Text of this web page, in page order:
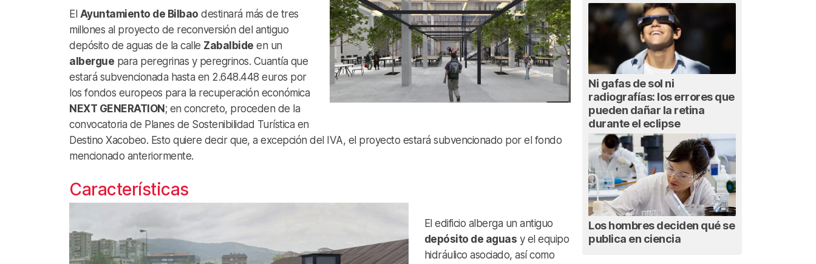
El Ayuntamiento de Bilbao destinará más de tres
millones al proyecto de reconversión del antiguo
depósito de aguas de la calle Zabalbide en un
albergue para peregrinas y peregrinos. Cuantía que
estará subvencionada hasta en 2.648.448 euros por
los fondos europeos para la recuperación económica
NEXT GENERATION ; en concreto, proceden de la
convocatoria de Planes de Sostenibilidad Turística en
Destino Xacobeo. Esto quiere decir que, a excepción del IVA, el proyecto estará subvencionado por el fondo
mencionado anteriormente.
Características
El edificio alberga un antiguo
depósito de aguas y el equipo
hidráulico asociado, así como
Ni gafas de sol ni
radiografías: los errores que
pueden dañar la retina
durante el eclipse
Los hombres deciden qué se
publica en ciencia